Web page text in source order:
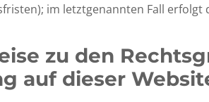
im letztgenannten Fall erfolgt
zu den
auf dieser